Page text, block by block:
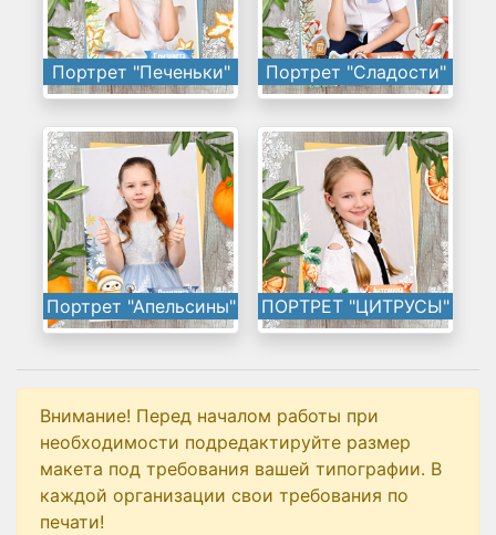
Портрет "Печеньки" Портрет "Сладости"
Портрет "Апельсины" ПОРТРЕТ "ЦИТРУСЫ"
Внимание! Перед началом работы при
необходимости подредактируйте размер
макета под требования вашей типографии. В
каждой организации свои требования по
печати!